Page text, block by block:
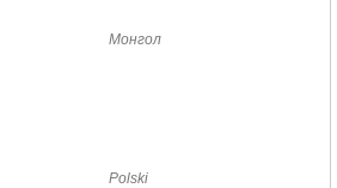
Монгол
Polski